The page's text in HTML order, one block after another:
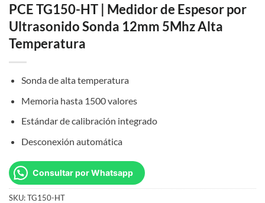
PCE TG150-HT | Medidor de Espesor por
Ultrasonido Sonda 12mm 5Mhz Alta
Temperatura
Sonda de alta temperatura
Memoria hasta 1500 valores
Estándar de calibración integrado
Desconexión automática
Consultar por Whatsapp
SKU:TG150-HT